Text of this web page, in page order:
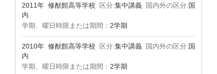
2011年 修猷館高等学校 区分:集中講義 国内外の区分:国
内
学期、曜日時限または期間： 2学期
2010年 修猷館高等学校 区分:集中講義 国内外の区分:国
内
学期、曜日時限または期間： 2学期